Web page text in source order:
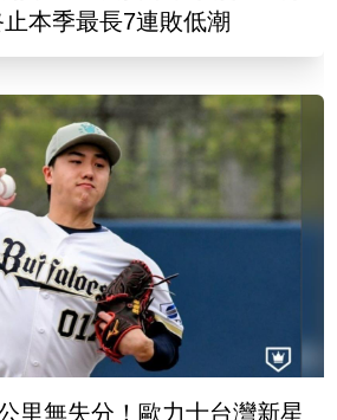
本季最長7連敗低潮
里無失分！歐力士台灣新星